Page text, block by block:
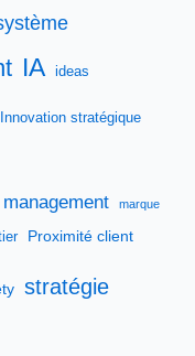
IA ideas
Innovation stratégique
management marque
Proximité client
stratégie